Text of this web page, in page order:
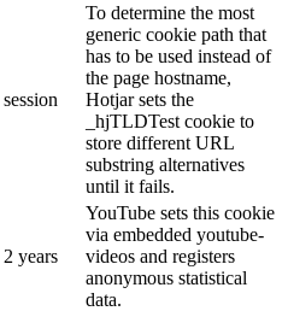
session
To determine the most
generic cookie path that
has to be used instead of
the page hostname,
Hotjar sets the
_hjTLDTest cookie to
store different URL
substring alternatives
until it fails.
2 years
YouTube sets this cookie
via embedded youtube-
videos and registers
anonymous statistical
data.